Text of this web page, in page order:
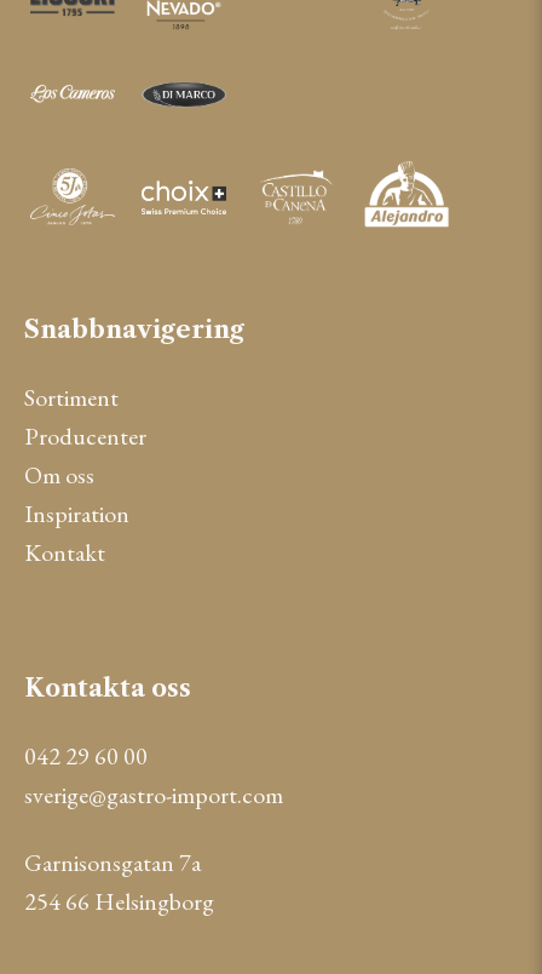
Snabbnavigering
Sortiment
Producenter
Om oss
Inspiration
Kontakt
Kontakta oss
042 29 60 00
sverige@gastro-import.com
Garnisonsgatan 7a
254 66 Helsingborg